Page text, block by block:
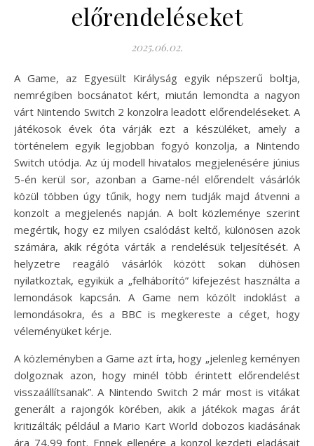
előrendeléseket
2025.06.02.
A Game, az Egyesült Királyság egyik népszerű boltja,
nemrégiben bocsánatot kért, miután lemondta a nagyon
várt Nintendo Switch 2 konzolra leadott előrendeléseket. A
játékosok évek óta várják ezt a készüléket, amely a
történelem egyik legjobban fogyó konzolja, a Nintendo
Switch utódja. Az új modell hivatalos megjelenésére június
5-én kerül sor, azonban a Game-nél előrendelt vásárlók
közül többen úgy tűnik, hogy nem tudják majd átvenni a
konzolt a megjelenés napján. A bolt közleménye szerint
megértik, hogy ez milyen csalódást keltő, különösen azok
számára, akik régóta várták a rendelésük teljesítését. A
helyzetre reagáló vásárlók között sokan dühösen
nyilatkoztak, egyikük a „felháborító” kifejezést használta a
lemondások kapcsán. A Game nem közölt indoklást a
lemondásokra, és a BBC is megkereste a céget, hogy
véleményüket kérje.
A közleményben a Game azt írta, hogy „jelenleg keményen
dolgoznak azon, hogy minél több érintett előrendelést
visszaállítsanak”. A Nintendo Switch 2 már most is vitákat
generált a rajongók körében, akik a játékok magas árát
kritizálták; például a Mario Kart World dobozos kiadásának
ára 74,99 font. Ennek ellenére a konzol kezdeti eladásait